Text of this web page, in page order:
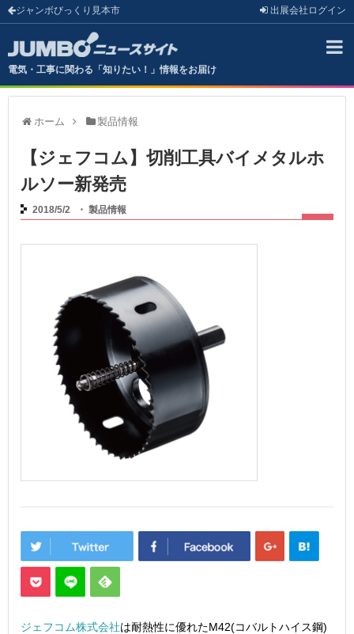
ジャンボびっくり見本市 出展会社 ログイン
電気・工事に関わる「知りたい！」情報をお届け
ホーム 製品情報
【ジェフコム】切削工具バイメタルホ
ルソー新発売
2018/5/2 ・ 製品情報
ジェフコム株式会社は耐熱性に優れたM42(コバルトハイス鋼)